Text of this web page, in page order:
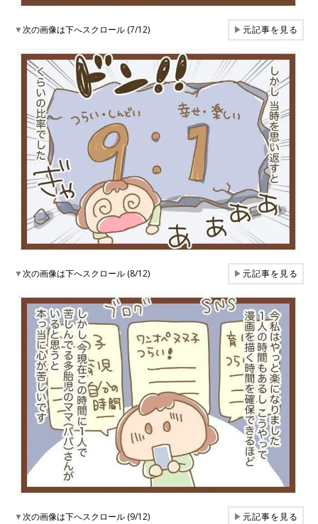
▼次の画像は下へスクロール (7/12) ▶元記事を見る
▼次の画像は下へスクロール (8/12) ▶元記事を見る
▼次の画像は下へスクロール (9/12) ▶元記事を見る